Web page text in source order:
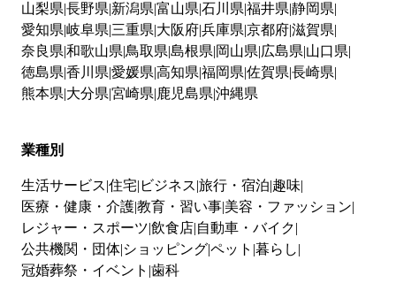
山梨県 長野県 新潟県 富山県 石川県 福井県 静岡県
愛知県 岐阜県 三重県 大阪府兵庫県 京都府滋賀県
奈良県 和歌山県 鳥取県 島根県 岡山県 広島県 山口県
徳島県 香川県 愛媛県 高知県 福岡県 佐賀県 長崎県
熊本県 大分県 宮崎県 鹿児島県 沖縄県
業種別
生活サービス 住宅 ビジネス 旅行・宿泊 趣味
医療・健康・介護教育・習い事 美容・ファッション
レジャー・スポーツ 飲食店 自動車・バイク
公共機関・団体 ショッピングペット 暮らし
冠婚葬祭・イベント 歯科